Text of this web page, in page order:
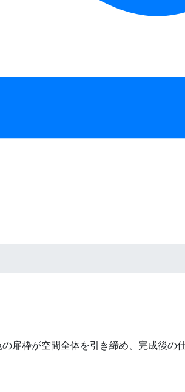
扉枠が空間全体を引き締め、完成後の